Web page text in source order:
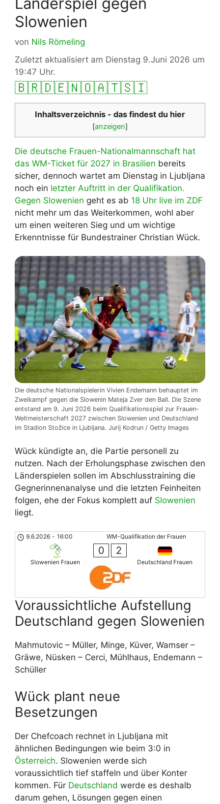
Slowenien
von Nils Römeling
Zuletzt aktualisiert am Dienstag 9.Juni 2026 um
19:47 Uhr.
🇧🇷🇩🇪🇳🇴🇦🇹🇸🇮
Inhaltsverzeichnis - das findest du hier
[anzeigen]
Die deutsche Frauen-Nationalmannschaft hat
das WM-Ticket für 2027 in Brasilien bereits
sicher, dennoch wartet am Dienstag in Ljubljana
noch ein letzter Auftritt in der Qualifikation.
Gegen Slowenien geht es ab 18 Uhr live im ZDF
nicht mehr um das Weiterkommen, wohl aber
um einen weiteren Sieg und um wichtige
Erkenntnisse für Bundestrainer Christian Wück.
Die deutsche Nationalspielerin Vivien Endemann behauptet im
Zweikampf gegen die Slowenin Mateja Zver den Ball. Die Szene
entstand am 9. Juni 2026 beim Qualifikationsspiel zur Frauen-
Weltmeisterschaft 2027 zwischen Slowenien und Deutschland
im Stadion Stožice in Ljubljana. Jurij Kodrun / Getty Images
Wück kündigte an, die Partie personell zu
nutzen. Nach der Erholungsphase zwischen den
Länderspielen sollen im Abschlusstraining die
Gegnerinnenanalyse und die letzten Feinheiten
folgen, ehe der Fokus komplett auf Slowenien
liegt.
WM-Qualifikation der Frauen
9.6.2026 - 16:00
Slowenien Frauen
0 2
Deutschland Frauen
Voraussichtliche Aufstellung
Deutschland gegen Slowenien
Mahmutovic – Müller, Minge, Küver, Wamser –
Gräwe, Nüsken – Cerci, Mühlhaus, Endemann –
Schüller
Wück plant neue
Besetzungen
Der Chefcoach rechnet in Ljubljana mit
ähnlichen Bedingungen wie beim 3:0 in
Österreich. Slowenien werde sich
voraussichtlich tief staffeln und über Konter
kommen. Für Deutschland werde es deshalb
darum gehen, Lösungen gegen einen